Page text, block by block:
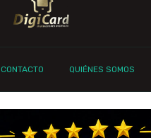
CONTACTO QUIÉNES SOMOS